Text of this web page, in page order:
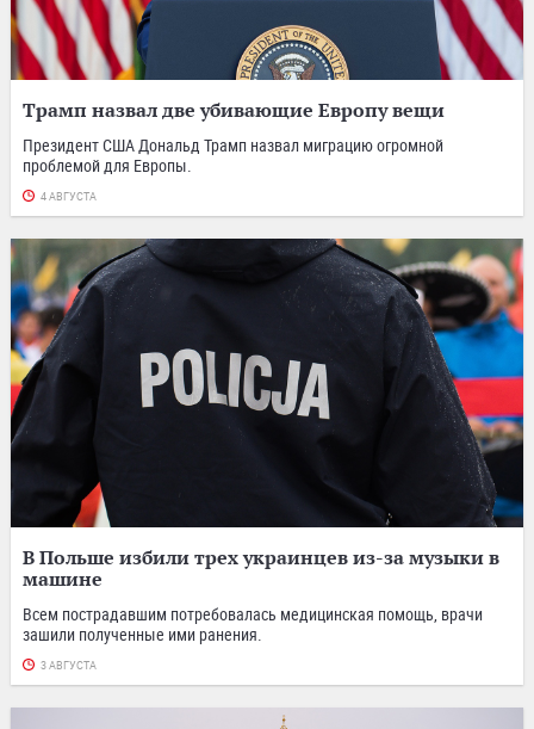
Трамп назвал две убивающие Европу вещи
Президент США Дональд Трамп назвал миграцию огромной
проблемой для Европы.
4 АВГУСТА
В Польше избили трех украинцев из-за музыки в
машине
Всем пострадавшим потребовалась медицинская помощь, врачи
зашили полученные ими ранения.
3 АВГУСТА